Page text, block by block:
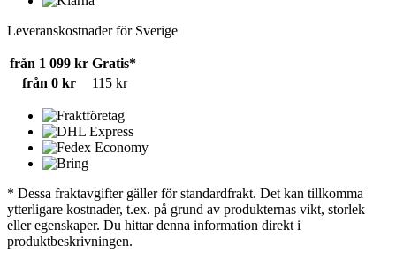
Leveranskostnader för Sverige
från 1 099 kr Gratis*
från 0 kr
115 kr
* Dessa fraktavgifter gäller för standardfrakt. Det kan tillkomma
ytterligare kostnader, t.ex. på grund av produkternas vikt, storlek
eller egenskaper. Du hittar denna information direkt i
produktbeskrivningen.